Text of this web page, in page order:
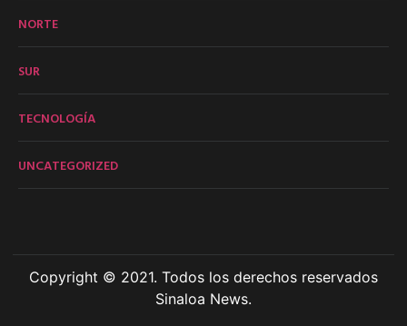
NORTE
SUR
TECNOLOGÍA
UNCATEGORIZED
Copyright © 2021. Todos los derechos reservados
Sinaloa News.